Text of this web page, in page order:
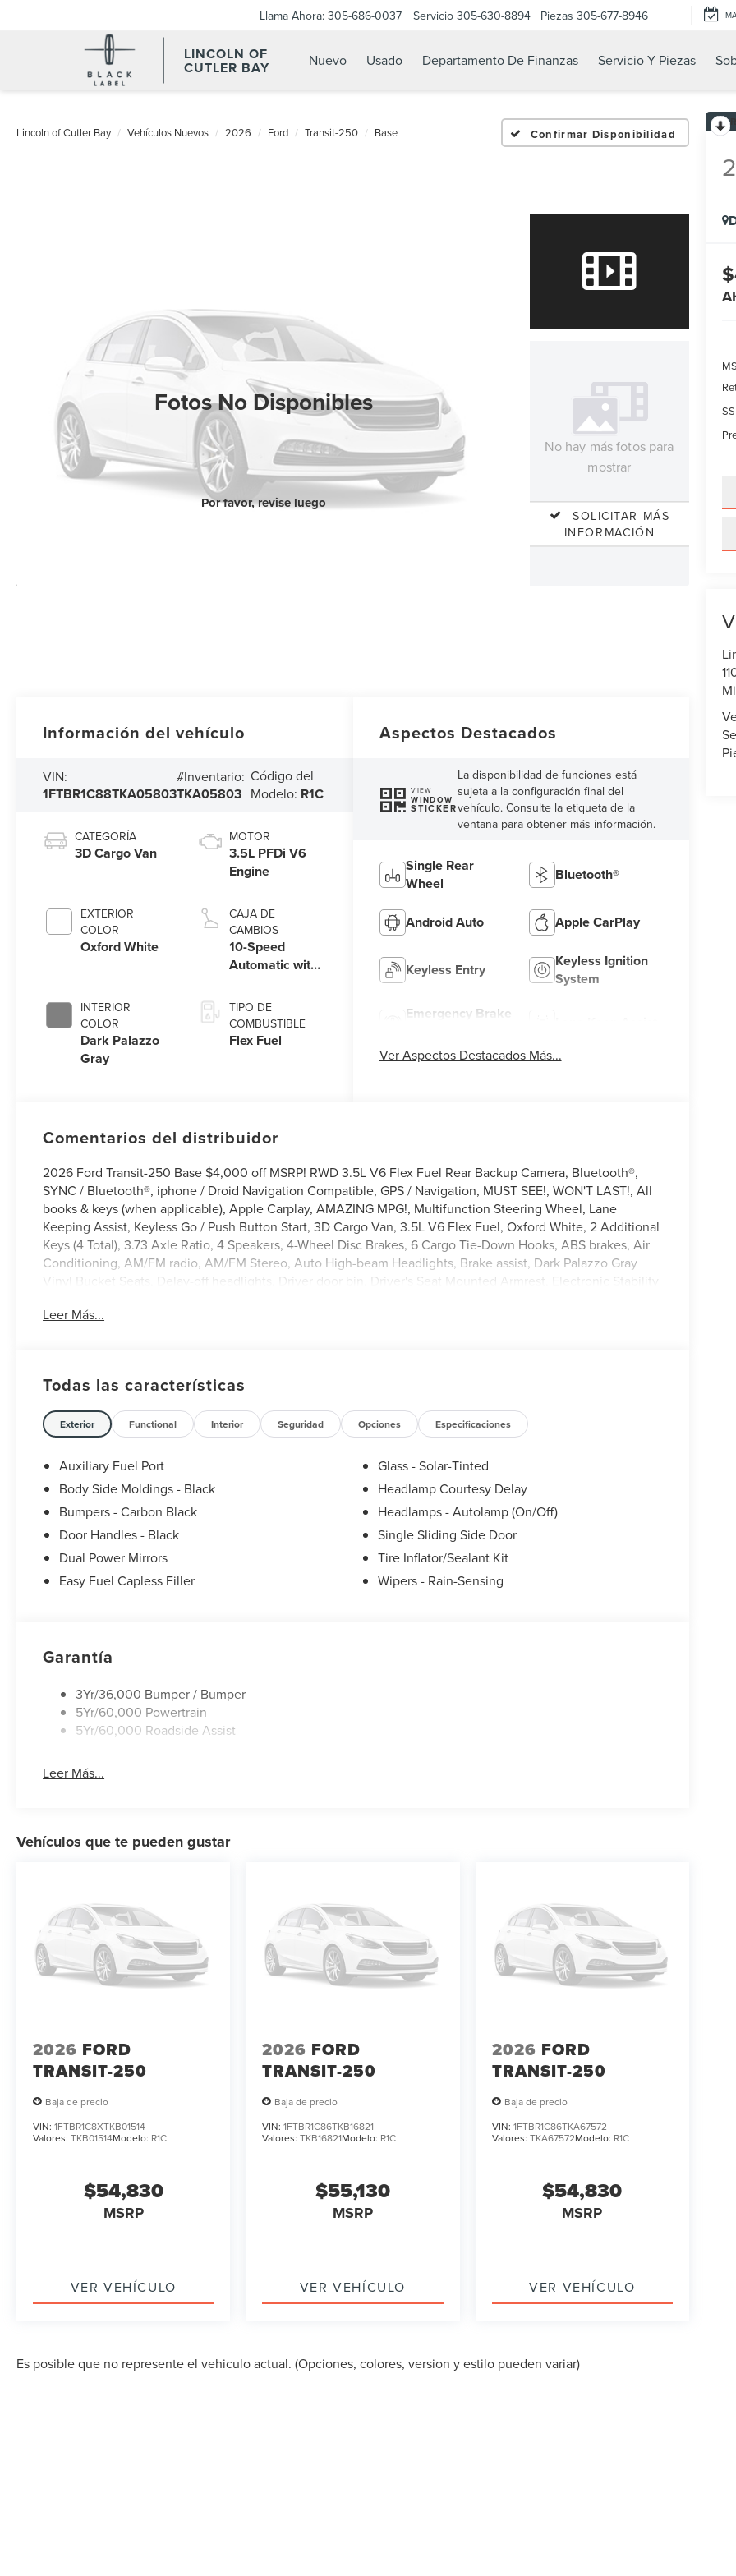
LINCOLN OF
CUTLER BAY
Llama Ahora: 305-686-0037 Servicio 305-630-8894 Piezas 305-677-8946
Nuevo Usado Departamento De Finanzas Servicio Y Piezas
Lincoln of Cutler Bay Vehículos Nuevos 2026 Ford Transit-250 Base Confirmar Disponibilidad
Fotos No Disponibles
Por favor, revise luego
No hay más fotos para
mostrar
SOLICITAR MÁS
INFORMACIÓN
Información del vehículo
VIN:
1FTBR1C88TKA05803
#Inventario:
TKA05803
Código del
Modelo: R1C
CATEGORÍA
3D Cargo Van
EXTERIOR
COLOR
Oxford White
INTERIOR
COLOR
Dark Palazzo
Gray
MOTOR
3.5L PFDi V6
Engine
CAJA DE
CAMBIOS
10-Speed
Automatic with
TIPO DE
COMBUSTIBLE
Flex Fuel
Aspectos Destacados
VIEW
WINDOW
STICKER
La disponibilidad de funciones está
sujeta a la configuración final del
vehículo. Consulte la etiqueta de la
ventana para obtener más información.
Single Rear
Wheel
Bluetooth®
Android Auto Apple CarPlay
Keyless Entry
Keyless Ignition
System
Emergency Brake
Ver Aspectos Destacados Más...
Comentarios del distribuidor
2026 Ford Transit-250 Base $4,000 off MSRP! RWD 3.5L V6 Flex Fuel Rear Backup Camera, Bluetooth®,
SYNC / Bluetooth®, iphone / Droid Navigation Compatible, GPS / Navigation, MUST SEE!, WON'T LAST!, All
books & keys (when applicable), Apple Carplay, AMAZING MPG!, Multifunction Steering Wheel, Lane
Keeping Assist, Keyless Go / Push Button Start, 3D Cargo Van, 3.5L V6 Flex Fuel, Oxford White, 2 Additional
Keys (4 Total), 3.73 Axle Ratio, 4 Speakers, 4-Wheel Disc Brakes, 6 Cargo Tie-Down Hooks, ABS brakes, Air
Conditioning, AM/FM radio, AM/FM Stereo, Auto High-beam Headlights, Brake assist, Dark Palazzo Gray
Vinyl Bucket Seats, Delay-off headlights, Driver door bin, Driver's Seat Mounted Armrest, Electronic Stability
Package (1-Year Included), Front anti-roll bar, Front Bucket Seats, Front reading lights, Front wheel
Passenger cancellable airbag, Power door mirrors, Power windows, Remote keyless entry, Speed control,
Steering wheel mounted audio controls, SYNC 4, Tachometer, Telescoping steering wheel, Tilt steering
wheel, Variably intermittent wipers, Vinyl Front Bucket Seats.
Leer Más...
Todas las características
Exterior Functional Interior Seguridad Opciones Especificaciones
Auxiliary Fuel Port
Body Side Moldings - Black
Bumpers - Carbon Black
Door Handles - Black
Dual Power Mirrors
Easy Fuel Capless Filler
Glass - Solar-Tinted
Headlamp Courtesy Delay
Headlamps - Autolamp (On/Off)
Single Sliding Side Door
Tire Inflator/Sealant Kit
Wipers - Rain-Sensing
Garantía
3Yr/36,000 Bumper / Bumper
5Yr/60,000 Powertrain
5Yr/60,000 Roadside Assist
Leer Más...
Vehículos que te pueden gustar
2026 FORD
TRANSIT-250
Baja de precio
VIN: 1FTBR1C8XTKB01514
Valores: TKB01514Modelo: R1C
$54,830
MSRP
VER VEHÍCULO
2026 FORD
TRANSIT-250
Baja de precio
VIN:1FTBR1C86TKB16821
Valores:TKB16821Modelo: R1C
$55,130
MSRP
VER VEHÍCULO
2026 FORD
TRANSIT-250
Baja de precio
VIN: 1FTBR1C86TKA67572
Valores: TKA67572Modelo: R1C
$54,830
MSRP
VER VEHÍCULO
Es posible que no represente el vehiculo actual. (Opciones, colores, version y estilo pueden variar)